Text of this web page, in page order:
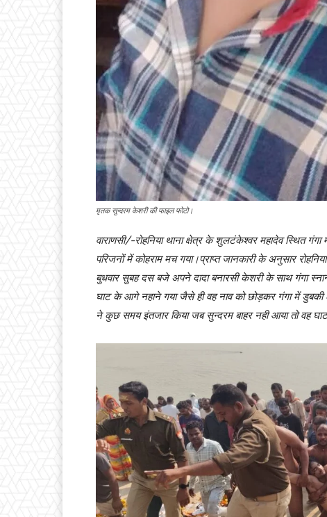
मृतक सुन्दरम केशरी की फाइल फोटो।
वाराणसी/-रोहनिया थाना क्षेत्र के शुलटंकेश्वर महादेव स्थित
परिजनों में कोहराम मच गया।प्राप्त जानकारी के अनुसार
बुधवार सुबह दस बजे अपने दादा बनारसी केशरी के साथ गंगा
घाट के आगे नहाने गया जैसे ही वह नाव को छोड़कर गंगा में डुबकी
ने कुछ समय इंतजार किया जब सुन्दरम बाहर नही आया तो वह